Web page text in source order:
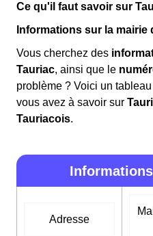
Ce qu'il faut savoir sur
Informations sur la mairie
Vous cherchez des
Tauriac, ainsi que le
problème ? Voici un
vous avez à savoir sur
Tauriacois.
Adresse